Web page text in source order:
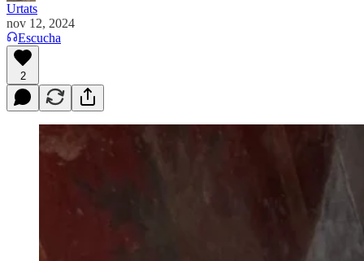
Urtats
nov 12, 2024
Escucha
2